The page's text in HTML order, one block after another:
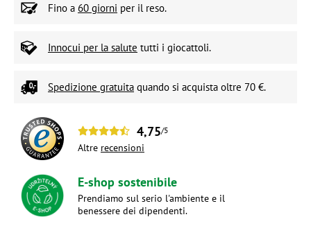
Fino a 60 giorni per il reso.
Innocui per la salute tutti i giocattoli.
Spedizione gratuita quando si acquista oltre 70 €.
4,75/5
Altre recensioni
E-shop sostenibile
Prendiamo sul serio l'ambiente e il
benessere dei dipendenti.